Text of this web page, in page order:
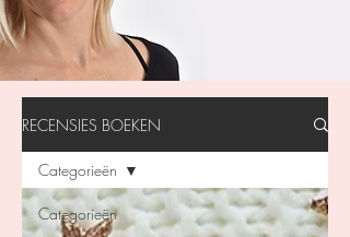
RECENSIES BOEKEN
Categorieën
Categorieën